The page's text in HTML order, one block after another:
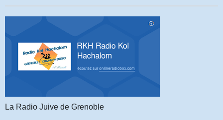
La Radio Juive de Grenoble